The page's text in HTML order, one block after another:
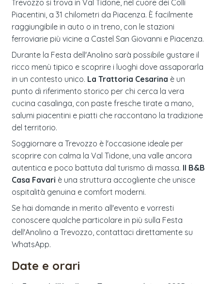
Trevozzo si trova in Val Tidone, nel cuore dei Colli
Piacentini, a 31 chilometri da Piacenza. È facilmente
raggiungibile in auto o in treno, con le stazioni
ferroviarie più vicine a Castel San Giovanni e Piacenza.
Durante la Festa dell'Anolino sarà possibile gustare il
ricco menù tipico e scoprire i luoghi dove assaporarla
in un contesto unico. La Trattoria Cesarina è un
punto di riferimento storico per chi cerca la vera
cucina casalinga, con paste fresche tirate a mano,
salumi piacentini e piatti che raccontano la tradizione
del territorio.
Soggiornare a Trevozzo è l'occasione ideale per
scoprire con calma la Val Tidone, una valle ancora
autentica e poco battuta dal turismo di massa. Il B&B
Casa Favari è una struttura accogliente che unisce
ospitalità genuina e comfort moderni.
Se hai domande in merito all'evento e vorresti
conoscere qualche particolare in più sulla Festa
dell'Anolino a Trevozzo, contattaci direttamente su
WhatsApp.
Date e orari